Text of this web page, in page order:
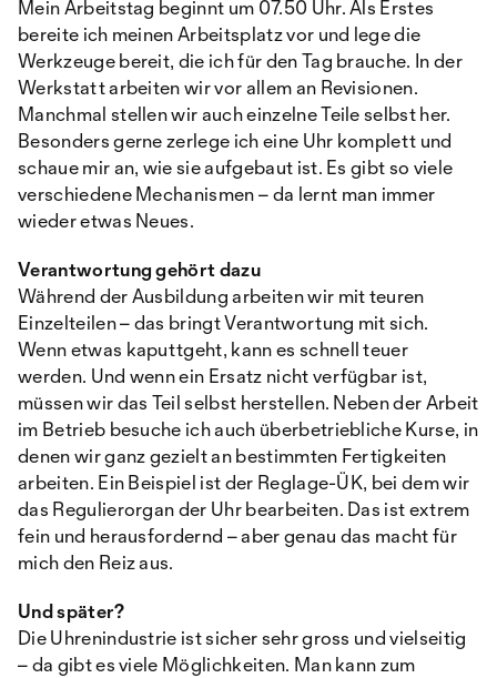
Mein Arbeitstag beginnt um 07.50 Uhr. Als Erstes
bereite ich meinen Arbeitsplatz vor und lege die
Werkzeuge bereit, die ich für den Tag brauche. In der
Werkstatt arbeiten wir vor allem an Revisionen.
Manchmal stellen wir auch einzelne Teile selbst her.
Besonders gerne zerlege ich eine Uhr komplett und
schaue mir an, wie sie aufgebaut ist. Es gibt so viele
verschiedene Mechanismen – da lernt man immer
wieder etwas Neues.
Verantwortung gehört dazu
Während der Ausbildung arbeiten wir mit teuren
Einzelteilen – das bringt Verantwortung mit sich.
Wenn etwas kaputtgeht, kann es schnell teuer
werden. Und wenn ein Ersatz nicht verfügbar ist,
müssen wir das Teil selbst herstellen. Neben der Arbeit
im Betrieb besuche ich auch überbetriebliche Kurse, in
denen wir ganz gezielt an bestimmten Fertigkeiten
arbeiten. Ein Beispiel ist der Reglage-ÜK, bei dem wir
das Regulierorgan der Uhr bearbeiten. Das ist extrem
fein und herausfordernd – aber genau das macht für
mich den Reiz aus.
Und später?
Die Uhrenindustrie ist sicher sehr gross und vielseitig
– da gibt es viele Möglichkeiten. Man kann zum